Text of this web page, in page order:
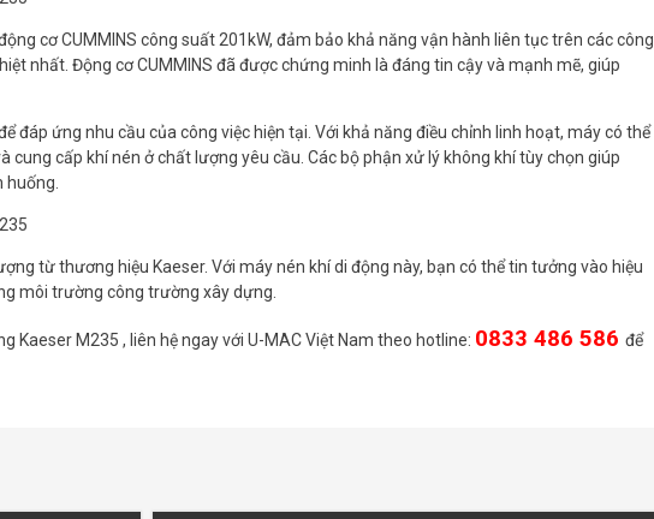
cơ CUMMINS công suất 201kW, đảm bảo khả năng vận hành liên tục trên các công
nhất. Động cơ CUMMINS đã được chứng minh là đáng tin cậy và mạnh mẽ, giúp
đáp ứng nhu cầu của công việc hiện tại. Với khả năng điều chỉnh linh hoạt, máy có thể
cung cấp khí nén ở chất lượng yêu cầu. Các bộ phận xử lý không khí tùy chọn giúp
từ thương hiệu Kaeser. Với máy nén khí di động này, bạn có thể tin tưởng vào hiệu
môi trường công trường xây dựng.
Kaeser M235 , liên hệ ngay với U-MAC Việt Nam theo hotline: 0833 486 586 để